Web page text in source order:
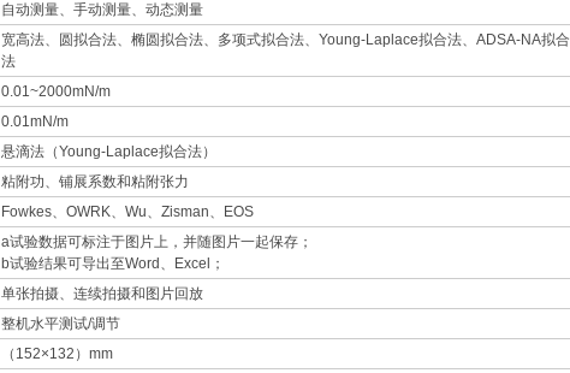
自动测量、手动测量、动态测量
宽高法、圆拟合法、椭圆拟合法、多项式拟合法、Young-Laplace拟合法、ADSA-NA拟合
法
0.01~2000mN/m
0.01mN/m
悬滴法（Young-Laplace拟合法）
粘附功、铺展系数和粘附张力
Fowkes、OWRK、Wu、Zisman、EOS
a试验数据可标注于图片上，并随图片一起保存；
b试验结果可导出至Word、Excel；
单张拍摄、连续拍摄和图片回放
整机水平测试/调节
（152×132）mm